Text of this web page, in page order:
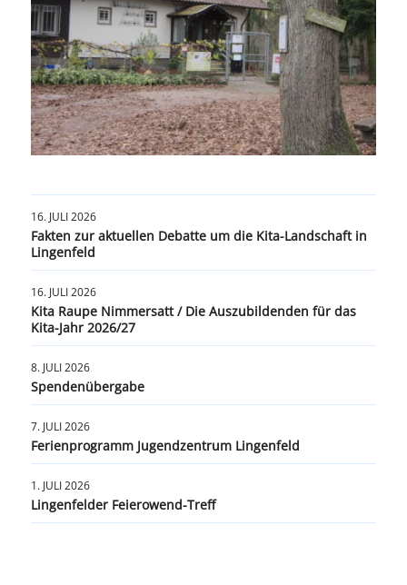
16. JULI 2026
Fakten zur aktuellen Debatte um die Kita-Landschaft in
Lingenfeld
16. JULI 2026
Kita Raupe Nimmersatt / Die Auszubildenden für das
Kita-Jahr 2026/27
8. JULI 2026
Spendenübergabe
7. JULI 2026
Ferienprogramm Jugendzentrum Lingenfeld
1. JULI 2026
Lingenfelder Feierowend-Treff